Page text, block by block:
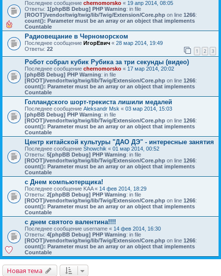
Последнее сообщение chernomorsko « 19 апр 2014, 08:05
Ответы: 1[phpBB Debug] PHP Warning: in file
[ROOT]/vendor/twig/twig/lib/Twig/Extension/Core.php on line 1266:
count(): Parameter must be an array or an object that implements
Countable
Радиовещание в Черноморском
Последнее сообщение ИгорЕвич « 28 мар 2014, 19:49
Ответы: 22 1 2 3
Робот собрал кубик Рубика за три секунды (видео)
Последнее сообщение chernomorsko « 17 мар 2014, 20:02
[phpBB Debug] PHP Warning: in file
[ROOT]/vendor/twig/twig/lib/Twig/Extension/Core.php on line 1266:
count(): Parameter must be an array or an object that implements
Countable
Голландского шорт-трекиста лишили медалей
Последнее сообщение Aleksandr Msk « 03 мар 2014, 15:03
[phpBB Debug] PHP Warning: in file
[ROOT]/vendor/twig/twig/lib/Twig/Extension/Core.php on line 1266:
count(): Parameter must be an array or an object that implements
Countable
Центр китайской культуры "ДАО ДЭ" - интересные занятия
Последнее сообщение Showchik « 01 мар 2014, 00:52
Ответы: 5[phpBB Debug] PHP Warning: in file
[ROOT]/vendor/twig/twig/lib/Twig/Extension/Core.php on line 1266:
count(): Parameter must be an array or an object that implements
Countable
с Днем компьютерщика!
Последнее сообщение KAA« 14 фев 2014, 18:29
Ответы: 2[phpBB Debug] PHP Warning: in file
[ROOT]/vendor/twig/twig/lib/Twig/Extension/Core.php on line 1266:
count(): Parameter must be an array or an object that implements
Countable
с днем святого валентина!!!!
Последнее сообщение username « 14 фев 2014, 16:30
Ответы: 4[phpBB Debug] PHP Warning: in file
[ROOT]/vendor/twig/twig/lib/Twig/Extension/Core.php on line 1266:
count(): Parameter must be an array or an object that implements
Countable
Новая тема